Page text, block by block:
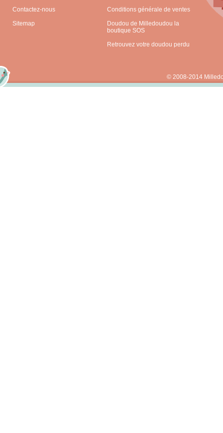
Contactez-nous
Sitemap
Conditions générale de ventes
Doudou de Milledoudou la
boutique SOS
Retrouvez votre doudou perdu
© 2008-2014